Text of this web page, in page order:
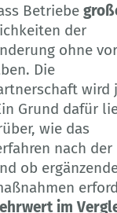
Betriebe
der
ohne
Die
wird
Grund dafür
wie das
nach der
ob
im